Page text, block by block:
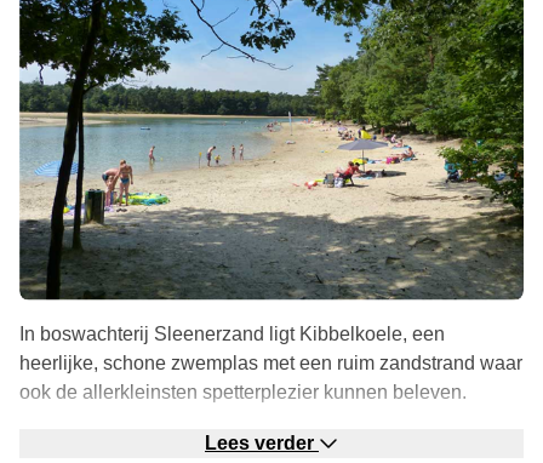
In boswachterij Sleenerzand ligt Kibbelkoele, een
heerlijke, schone zwemplas met een ruim zandstrand waar
ook de allerkleinsten spetterplezier kunnen beleven.
Bij de kiosk kun je terecht voor eten en drinken en er is
Lees verder